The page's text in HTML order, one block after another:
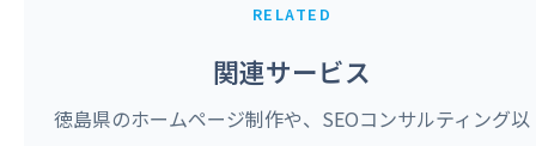
RELATED
関連サービス
徳島県のホームページ制作や、SEOコンサルティング以